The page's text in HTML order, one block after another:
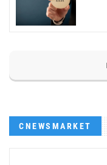
CNEWSMARKET